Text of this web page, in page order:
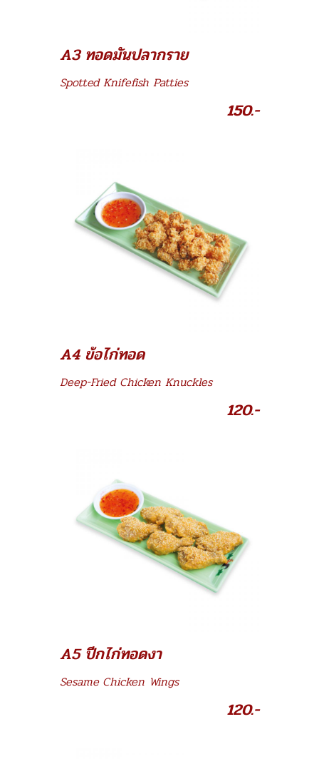
A3 ทอดมันปลากราย
Spotted Knifefish Patties
150.-
A4 ข้อไก่ทอด
Deep-Fried Chicken Knuckles
120.-
A5 ปีกไก่ทอดงา
Sesame Chicken Wings
120.-